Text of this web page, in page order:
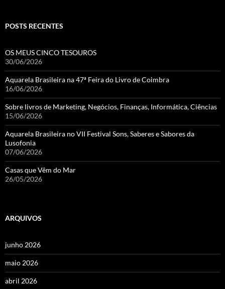
POSTS RECENTES
OS MEUS CINCO TESOUROS
30/06/2026
Aquarela Brasileira na 47ª Feira do Livro de Coimbra
16/06/2026
Sobre livros de Marketing, Negócios, Finanças, Informática, Ciências
15/06/2026
Aquarela Brasileira no VII Festival Sons, Saberes e Sabores da
Lusofonia
07/06/2026
Casas que Vêm do Mar
26/05/2026
ARQUIVOS
junho 2026
maio 2026
abril 2026